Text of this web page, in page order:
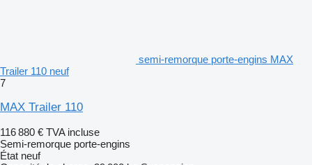
semi-remorque porte-engins MAX
Trailer 110 neuf
7
MAX Trailer 110
116 880 € TVA incluse
Semi-remorque porte-engins
État neuf